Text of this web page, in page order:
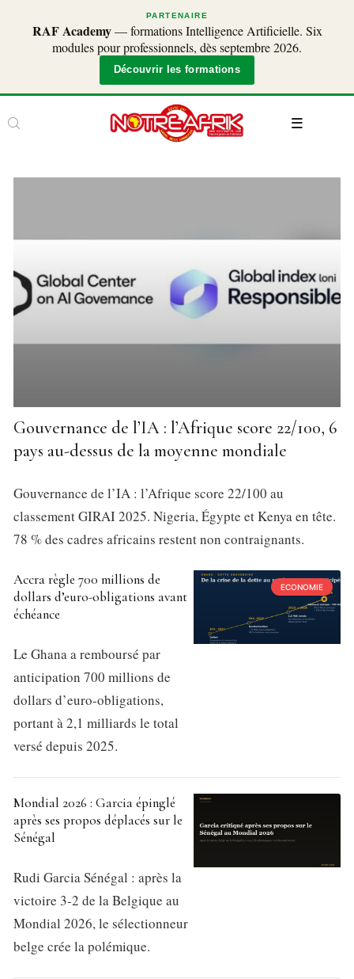
PARTENAIRE
RAF Academy— formations Intelligence Artificielle. Six
modules pour professionnels, dès septembre 2026.
Découvrir les formations
Gouvernance de l’IA : l’Afrique score 22/100, 6
pays au-dessus de la moyenne mondiale
Gouvernance de l’IA : l’Afrique score 22/100 au
classement GIRAI 2025. Nigeria, Égypte et Kenya en tête.
78 % des cadres africains restent non contraignants.
ECONOMIE
Accra règle 700 millions de
dollars d’euro-obligations avant
échéance
Le Ghana a remboursé par
anticipation 700 millions de
dollars d’euro-obligations,
portant à 2,1 milliards le total
versé depuis 2025.
Mondial 2026 : Garcia épinglé
après ses propos déplacés sur le
Sénégal
Rudi Garcia Sénégal : après la
victoire 3-2 de la Belgique au
Mondial 2026, le sélectionneur
belge crée la polémique.